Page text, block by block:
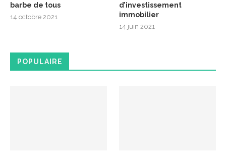
barbe de tous
14 octobre 2021
d’investissement
immobilier
14 juin 2021
POPULAIRE